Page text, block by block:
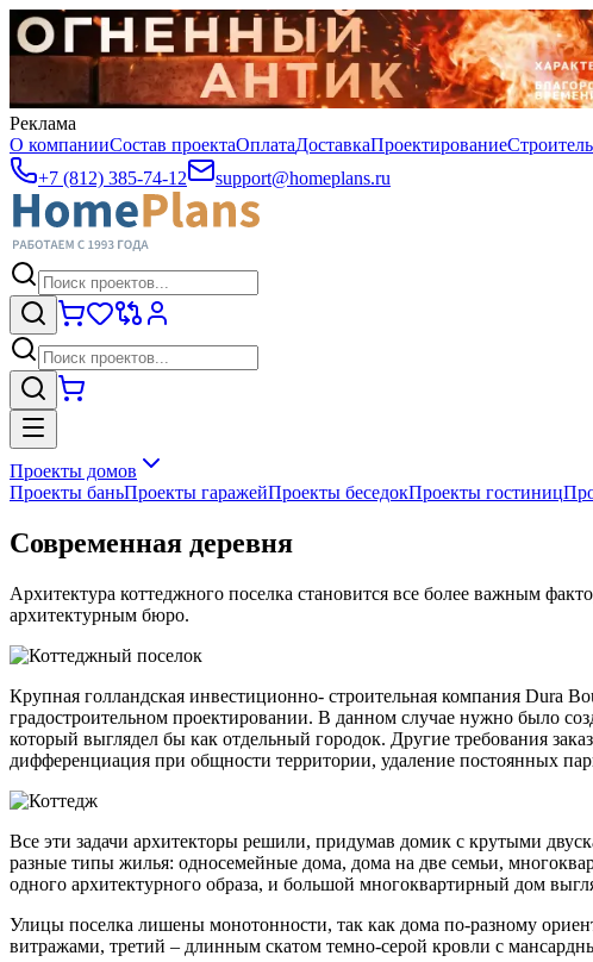
Реклама
О компанииСостав проектаОплатаДоставкаПроектирование
+7 (812) 385-74-12
support@homeplans.ru
Проекты домов
Проекты баньПроекты гаражейПроекты беседокПроекты гостиниц
Современная деревня
Архитектура коттеджного поселка становится все более важным
архитектурным бюро.
Крупная голландская инвестиционно- строительная компания Dura
градостроительном проектировании. В данном случае нужно было
который выглядел бы как отдельный городок. Другие требования
дифференциация при общности территории, удаление постоянных
Все эти задачи архитекторы решили, придумав домик с крутыми
разные типы жилья: односемейные дома, дома на две семьи,
одного архитектурного образа, и большой многоквартирный дом
Улицы поселка лишены монотонности, так как дома по-разному
витражами, третий – длинным скатом темно-серой кровли с